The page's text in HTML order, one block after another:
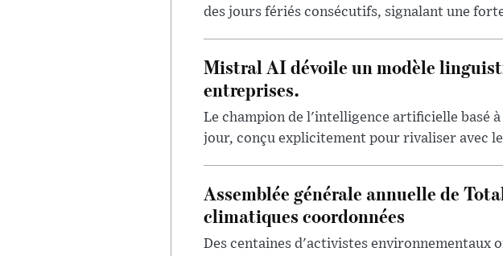
des jours fériés consécutifs, signalant une
Mistral AI dévoile un modèle
entreprises.
Le champion de l'intelligence artificielle basé
jour, conçu explicitement pour rivaliser avec
Assemblée générale annuelle de
climatiques coordonnées
Des centaines d'activistes environnementaux